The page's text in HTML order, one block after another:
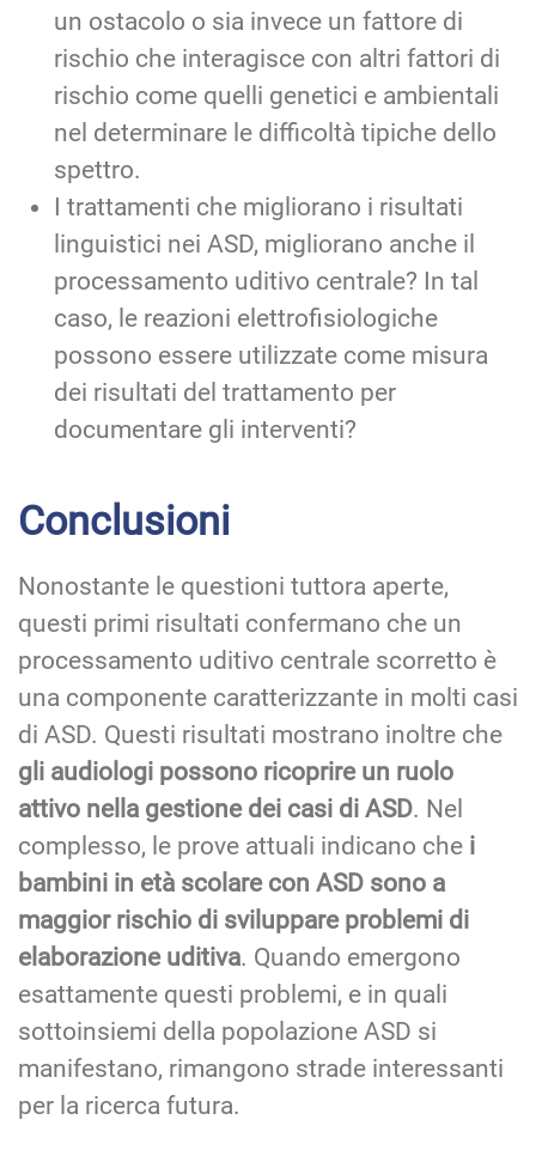
un ostacolo o sia invece un fattore di
rischio che interagisce con altri fattori di
rischio come quelli genetici e ambientali
nel determinare le difficoltà tipiche dello
spettro.
I trattamenti che migliorano i risultati
linguistici nei ASD, migliorano anche il
processamento uditivo centrale? In tal
caso, le reazioni elettrofisiologiche
possono essere utilizzate come misura
dei risultati del trattamento per
documentare gli interventi?
Conclusioni
Nonostante le questioni tuttora aperte,
questi primi risultati confermano che un
processamento uditivo centrale scorretto è
una componente caratterizzante in molti casi
di ASD. Questi risultati mostrano inoltre che
gli audiologi possono ricoprire un ruolo
attivo nella gestione dei casi di ASD. Nel
complesso, le prove attuali indicano che i
bambini in età scolare con ASD sono a
maggior rischio di sviluppare problemi di
elaborazione uditiva. Quando emergono
esattamente questi problemi, e in quali
sottoinsiemi della popolazione ASD si
manifestano, rimangono strade interessanti
per la ricerca futura.